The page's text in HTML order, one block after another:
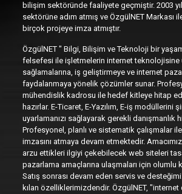
bilişim sektöründe faaliyete geçmiştir. 2003
sektörüne adım atmış ve ÖzgülNET Markası
birçok projeye imza atmıştır.
ÖzgülNET " Bilgi, Bilişim ve Teknoloji bir
felsefesi ile işletmelerin internet teknolojisine
sağlamalarına, iş geliştirmeye ve internet
faydalanmaya yönelik çözümler sunar.
mühendislik kadrosu ile hedef kitleye hitap
hazırlar. E-Ticaret, E-Yazılım, E-iş modüllerini
uyarlamanızı sağlayarak gerekli danışmanlık
Profesyonel, planlı ve sistematik çalışmalar
imzasını atmaya devam etmektedir.
arzu ettikleri ilgiyi çekebilecek web siteleri
pazarlama amaçlarına ulaşmaları için olumlu
Satış sonrası devam eden servis ve
kılan özelliklerimizdendir. ÖzgülNET, "internet